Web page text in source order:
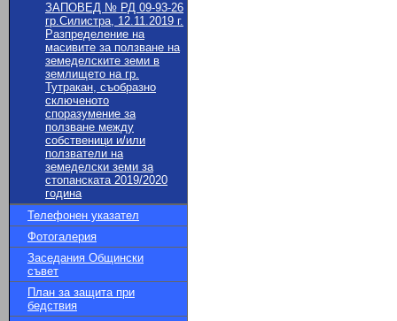
ЗАПОВЕД № РД 09-93-26
гр.Силистра, 12.11.2019 г.
Разпределение на
масивите за ползване на
земеделските земи в
землището на гр.
Тутракан, съобразно
сключеното
споразумение за
ползване между
собственици и/или
ползватели на
земеделски земи за
стопанската 2019/2020
година
Телефонен указател
Фотогалерия
Заседания Общински
съвет
План за защита при
бедствия